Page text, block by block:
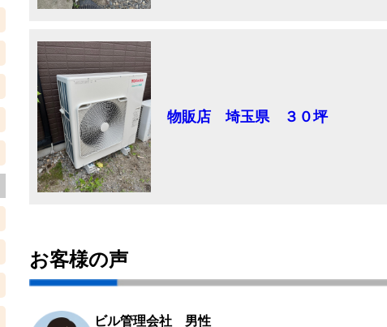
物販店 埼玉県 ３０坪
お客様の声
ビル管理会社 男性